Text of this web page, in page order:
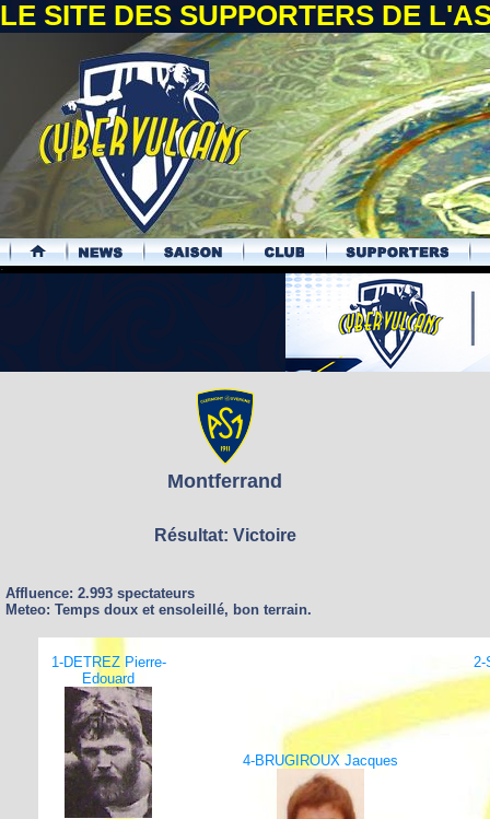
LE SITE DES SUPPORTERS DE
.
Montferrand
Résultat: Victoire
Affluence: 2.993 spectateurs
Meteo: Temps doux et ensoleillé, bon terrain.
1-DETREZ Pierre-
Edouard
2-
4-BRUGIROUX Jacques